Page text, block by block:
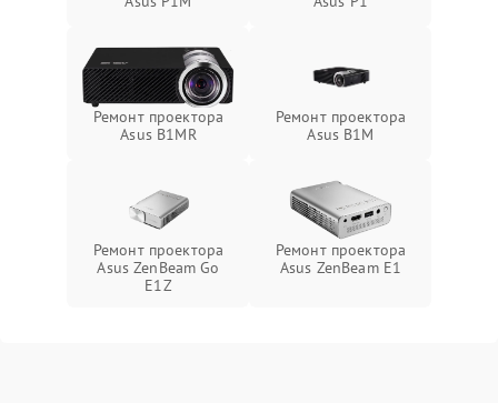
Ремонт проектора
Asus B1MR
Ремонт проектора
Asus B1M
Ремонт проектора
Asus ZenBeam Go
E1Z
Ремонт проектора
Asus ZenBeam E1